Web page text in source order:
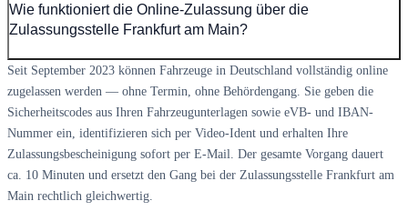
Wie funktioniert die Online-Zulassung über die
Zulassungsstelle Frankfurt am Main?
Seit September 2023 können Fahrzeuge in Deutschland vollständig online
zugelassen werden — ohne Termin, ohne Behördengang. Sie geben die
Sicherheitscodes aus Ihren Fahrzeugunterlagen sowie eVB- und IBAN-
Nummer ein, identifizieren sich per Video-Ident und erhalten Ihre
Zulassungsbescheinigung sofort per E-Mail. Der gesamte Vorgang dauert
ca. 10 Minuten und ersetzt den Gang bei der Zulassungsstelle Frankfurt am
Main rechtlich gleichwertig.